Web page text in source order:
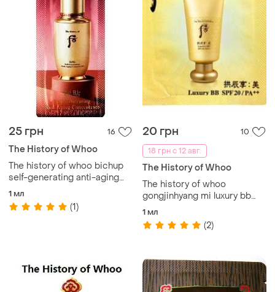
25 грн 16
The History of Whoo
The history of whoo bichup
self-generating anti-aging
concentrate сыворотка
1 мл
(1)
20 грн
10
18 грн с 12 авг.
The History of Whoo
The history of whoo
gongjinhyang mi luxury bb
cream люкс бб крем с spf
20
1 мл
(2)